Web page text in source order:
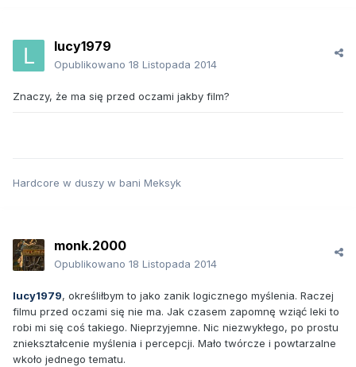
lucy1979
Opublikowano 18 Listopada 2014
Znaczy, że ma się przed oczami jakby film?
Hardcore w duszy w bani Meksyk
monk.2000
Opublikowano 18 Listopada 2014
lucy1979, określiłbym to jako zanik logicznego myślenia. Raczej
filmu przed oczami się nie ma. Jak czasem zapomnę wziąć leki to
robi mi się coś takiego. Nieprzyjemne. Nic niezwykłego, po prostu
zniekształcenie myślenia i percepcji. Mało twórcze i powtarzalne
wkoło jednego tematu.